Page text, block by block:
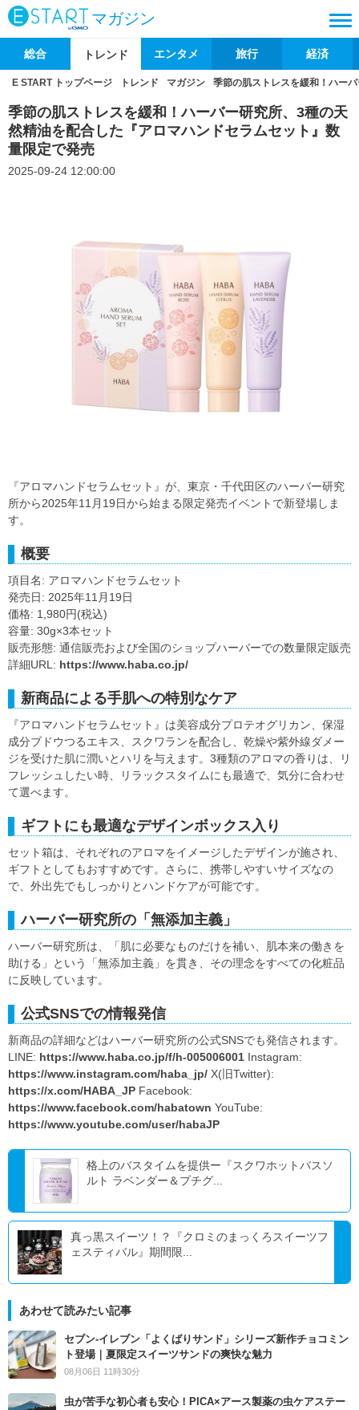
マガジン
総合 トレンド エンタメ 旅行 経済
E START トップページ トレンド マガジン 季節の肌ストレスを緩和！ハー
季節の肌ストレスを緩和！ハーバー研究所、3種の天
然精油を配合した『アロマハンドセラムセット』数
量限定で発売
2025-09-24 12:00:00
『アロマハンドセラムセット』が、東京・千代田区のハーバー研究
所から2025年11月19日から始まる限定発売イベントで新登場しま
す。
概要
項目名: アロマハンドセラムセット
発売日: 2025年11月19日
価格: 1,980円(税込)
容量: 30g×3本セット
販売形態: 通信販売および全国のショップハーバーでの数量限定販売
詳細URL: https://www.haba.co.jp/
新商品による手肌への特別なケア
『アロマハンドセラムセット』は美容成分プロテオグリカン、保湿
成分ブドウつるエキス、スクワランを配合し、乾燥や紫外線ダメー
ジを受けた肌に潤いとハリを与えます。3種類のアロマの香りは、リ
フレッシュしたい時、リラックスタイムにも最適で、気分に合わせ
て選べます。
ギフトにも最適なデザインボックス入り
セット箱は、それぞれのアロマをイメージしたデザインが施され、
ギフトとしてもおすすめです。さらに、携帯しやすいサイズなの
で、外出先でもしっかりとハンドケアが可能です。
ハーバー研究所の「無添加主義」
ハーバー研究所は、「肌に必要なものだけを補い、肌本来の働きを
助ける」という「無添加主義」を貫き、その理念をすべての化粧品
に反映しています。
公式SNSでの情報発信
新商品の詳細などはハーバー研究所の公式SNSでも発信されます。
LINE: https://www.haba.co.jp/f/h-005006001 Instagram:
https://www.instagram.com/haba_jp/ X(旧Twitter):
https://x.com/HABA_JP Facebook:
https://www.facebook.com/habatown YouTube:
https://www.youtube.com/user/habaJP
格上のバスタイムを提供ー『スクワホットバスソ
ルト ラベンダー＆プチグ...
真っ黒スイーツ！？『クロミのまっくろスイーツフ
ェスティバル』期間限...
あわせて読みたい記事
セブン‐イレブン「よくばりサンド」シリーズ新作チョコミン
ト登場｜夏限定スイーツサンドの爽快な魅力
08月06日 11時30分
虫が苦手な初心者も安心！PICA×アース製薬の虫ケアステー